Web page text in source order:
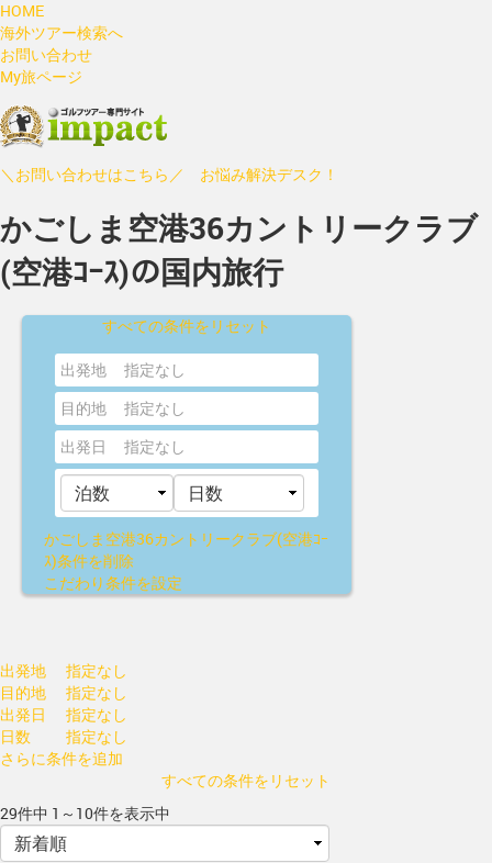
HOME
海外ツアー検索へ
お問い合わせ
My旅ページ
＼お問い合わせはこちら／ お悩み解決デスク！
かごしま空港36カントリークラブ
(空港ｺｰｽ)の国内旅行
すべての条件をリセット
出発地
指定なし
目的地
指定なし
出発日
指定なし
かごしま空港36カントリークラブ(空港ｺｰ
ｽ)条件を削除
こだわり条件を設定
出発地
指定なし
目的地
指定なし
出発日
指定なし
日数
指定なし
さらに条件を追加
すべての条件をリセット
29件中 1～10件を表示中